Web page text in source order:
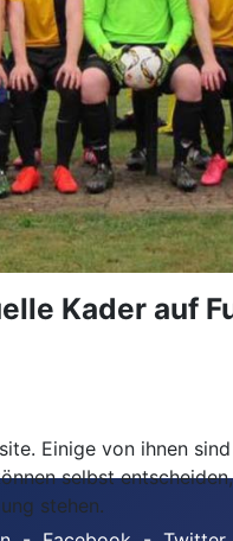
Kader auf
Einige von ihnen
selbst
stehen.